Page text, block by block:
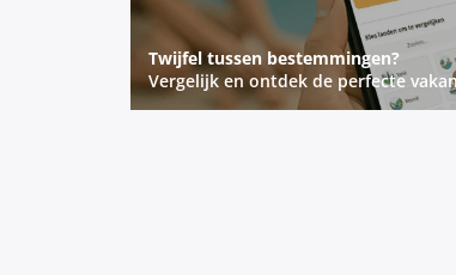
Twijfel tussen bestemmingen?
Vergelijk en ontdek de perfecte